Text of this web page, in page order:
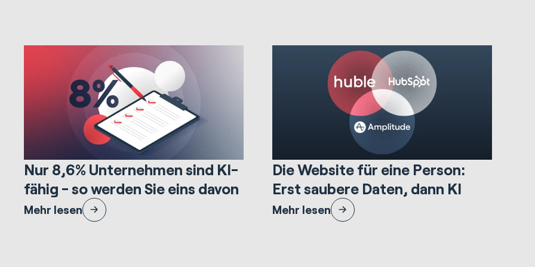
Marketing & Creative 7.808 Minuten lesezeit
Nur 8,6% Unternehmen sind KI-
fähig - so werden Sie eins davon
Erfahren Sie, wie Sie Ihre Daten, Ihren Stack und Ihre
Strategie jetzt vorbereiten, um im Jahr 2025 das
Mehr lesen
Marketing & Creative 6.38 Minuten lesezeit
Die Website für eine Person:
Erst saubere Daten, dann KI
Daten in HubSpot & Amplitude vereinen und bereinigen
– für präziseres CRM und smartere Kundenansprache.
Mehr lesen